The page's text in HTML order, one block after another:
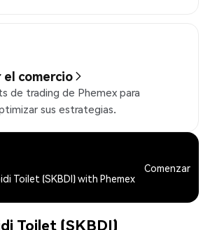
comercio
de trading de Phemex para
sus estrategias.
Toilet (SKBDI) with Phemex
Comenzar
Toilet (SKBDI)